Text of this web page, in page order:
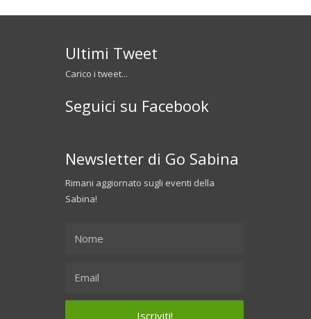
Ultimi Tweet
Carico i tweet...
Seguici su Facebook
Newsletter di Go Sabina
Rimani aggiornato sugli eventi della
Sabina!